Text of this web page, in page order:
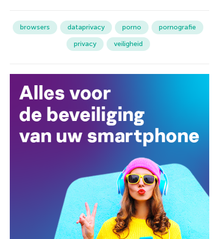
browsers dataprivacy porno
pornografie
privacy
veiligheid